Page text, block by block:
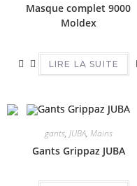
Masque complet 9000
Moldex
LIRE LA SUITE
gants, JUBA, Mains
Gants Grippaz JUBA